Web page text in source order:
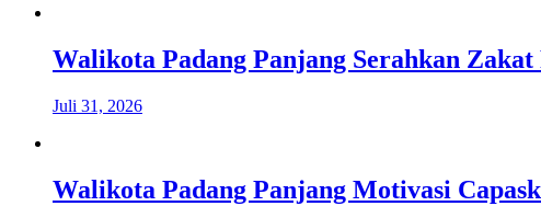
Walikota Padang Panjang Serahkan
Juli 31, 2026
Walikota Padang Panjang Motivasi